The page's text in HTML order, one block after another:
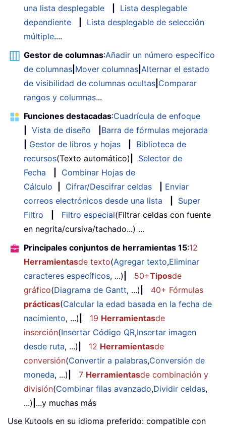
una lista desplegable
Lista desplegable
dependiente
Lista desplegable de selección
múltiple....
Gestor de columnas:Añadir un número específico
de columnas Mover columnas Alternar el estado
de visibilidad de columnas ocultas Comparar
rangos y columnas...
Funciones destacadas:Cuadrícula de enfoque
Vista de diseño
Barra de fórmulas mejorada
Gestor de libros y hojas
Biblioteca de
recursos(Texto automático)
Selector de
Fecha
Combinar Hojas de
Cálculo
Cifrar/Descifrar celdas
Enviar
correos electrónicos desde una lista
Super
Filtro
Filtro especial(Filtrar celdas con fuente
en negrita/cursiva/tachado...) ...
Principales conjuntos de herramientas 15:12
Herramientasde texto(Agregar texto,Eliminar
caracteres específicos, ...) 50+Tiposde
gráfico(Diagrama de Gantt, ...)
40+ Fórmulas
prácticas(Calcular la edad basada en la fecha de
nacimiento, ...) 19 Herramientasde
inserción(Insertar Código QR,Insertar imagen
desde ruta, ...) 12 Herramientasde
conversión(Convertir a palabras,Conversión de
moneda, ...) 7 Herramientasde combinación y
división(Combinar filas avanzado,Dividir celdas,
...) ...y muchas más
Use Kutools en su idioma preferido: compatible con